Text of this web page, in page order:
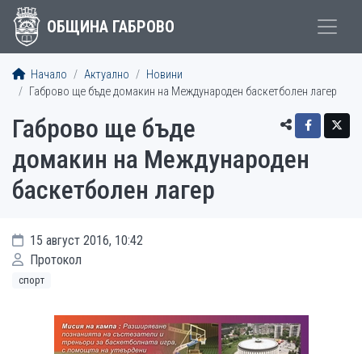
ОБЩИНА ГАБРОВО
Начало Актуално
Новини
Габрово ще бъде домакин на Международен баскетболен лагер
Габрово ще бъде
домакин на Международен
баскетболен лагер
15 август 2016, 10:42
Протокол
спорт